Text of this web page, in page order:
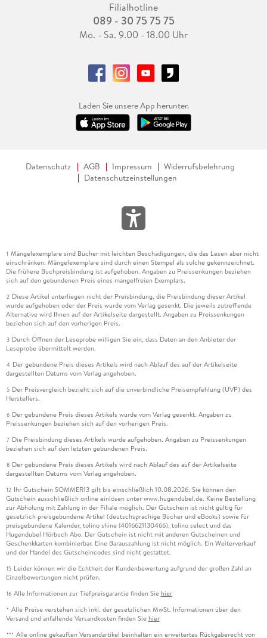
Filialhotline
089 - 30 75 75 75
Mo. - Sa. 9.00 - 18.00 Uhr
Laden Sie unsere App herunter.
Datenschutz AGB Impressum
Widerrufsbelehrung
Datenschutzeinstellungen
1 Mängelexemplare sind Bücher mit leichten Beschädigungen, die das Lesen aber nicht
einschränken. Mängelexemplare sind durch einen Stempel als solche gekennzeichnet.
Die frühere Buchpreisbindung ist aufgehoben. Angaben zu Preissenkungen beziehen
sich auf den gebundenen Preis eines mangelfreien Exemplars.
2 Diese Artikel unterliegen nicht der Preisbindung, die Preisbindung dieser Artikel
wurde aufgehoben oder der Preis wurde vom Verlag gesenkt. Die jeweils zutreffende
Alternative wird Ihnen auf der Artikelseite dargestellt. Angaben zu Preissenkungen
beziehen sich auf den vorherigen Preis.
3 Durch Öffnen der Leseprobe willigen Sie ein, dass Daten an den Anbieter der
Leseprobe übermittelt werden.
4 Der gebundene Preis dieses Artikels wird nach Ablauf des auf der Artikelseite
dargestellten Datums vom Verlag angehoben.
5 Der Preisvergleich bezieht sich auf die unverbindliche Preisempfehlung (UVP) des
Herstellers.
6 Der gebundene Preis dieses Artikels wurde vom Verlag gesenkt. Angaben zu
Preissenkungen beziehen sich auf den vorherigen Preis.
7 Die Preisbindung dieses Artikels wurde aufgehoben. Angaben zu Preissenkungen
beziehen sich auf den letzten gebundenen Preis.
8 Der gebundene Preis dieses Artikels wird nach Ablauf des auf der Artikelseite
dargestellten Datums vom Verlag angehoben.
12 Ihr Gutschein SOMMER13 gilt bis einschließlich 10.08.2026. Sie können den
Gutschein ausschließlich online einlösen unter www.hugendubel.de. Keine Bestellung
zur Abholung mit Zahlung in der Filiale möglich. Der Gutschein ist nicht gültig für
gesetzlich preisgebundene Artikel (deutschsprachige Bücher und eBooks) sowie für
preisgebundene Kalender, tolino shine (4016621130466), tolino select und das
Hugendubel Hörbuch Abo. Der Gutschein ist nicht mit anderen Gutscheinen und
Geschenkkarten kombinierbar. Eine Barauszahlung ist nicht möglich. Ein Weiterverkauf
und der Handel des Gutscheincodes sind nicht gestattet.
15 Leider können wir die Echtheit der Kundenbewertung aufgrund der großen Zahl an
Einzelbewertungen nicht prüfen.
16 Alle Informationen zur Tiefpreisgarantie finden Sie hier
* Alle Preise verstehen sich inkl. der gesetzlichen MwSt. Informationen über den
Versand und anfallende Versandkosten finden Sie hier
*** Alle online gekauften Versandartikel beinhalten ein erweitertes Rückgaberecht von